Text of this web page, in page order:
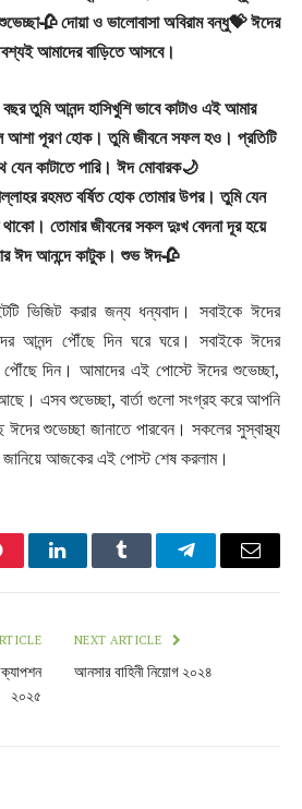
দোয়া ও ভালোবাসা অবিরাম বন্ধু💝 ঈদের
আমাদের বাড়িতে আসবে।
তুমি আনন্দ হাসিখুশি ভাবে কাটাও এই আমার
আশা পূরণ হোক। তুমি জীবনে সফল হও। প্রতিটি
যেন কাটাতে পারি। ঈদ মোবারক🌙
রহমত বর্ষিত হোক তোমার উপর। তুমি যেন
তোমার জীবনের সকল দুঃখ বেদনা দূর হয়ে
ঈদ আনন্দে কাটুক। শুভ ঈদ🥀
ভিজিট করার জন্য ধন্যবাদ। সবাইকে ঈদের
আনন্দ পৌঁছে দিন ঘরে ঘরে। সবাইকে ঈদের
পৌঁছে দিন। আমাদের এই পোস্টে ঈদের শুভেচ্ছা,
আছে। এসব শুভেচ্ছা, বার্তা গুলো সংগ্রহ করে আপনি
শুভেচ্ছা জানাতে পারবেন। সকলের সুস্বাস্থ্য
জানিয়ে আজকের এই পোস্ট শেষ করলাম।
LinkedInTumblr TelegramEmail
ক্যাপশন
২০২৫
NEXT ARTICLE
আনসার বাহিনী নিয়োগ ২০২৪